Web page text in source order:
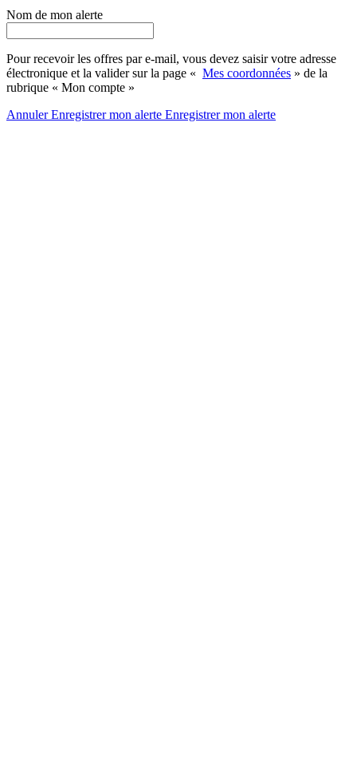
Nom de mon alerte
Pour recevoir les offres par e-mail, vous devez saisir votre adresse
électronique et la valider sur la page « Mes coordonnées » de la
rubrique « Mon compte »
AnnulerEnregistrer mon alerte Enregistrermon alerte